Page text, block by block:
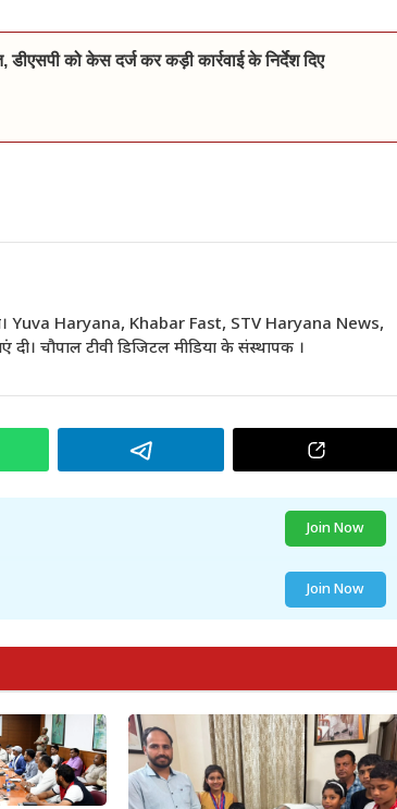
को केस दर्ज कर कड़ी कार्रवाई के निर्देश दिए
Yuva Haryana, Khabar Fast, STV Haryana News,
चौपाल टीवी डिजिटल मीडिया के संस्थापक ।
Join Now
Join Now